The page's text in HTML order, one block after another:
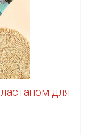
для